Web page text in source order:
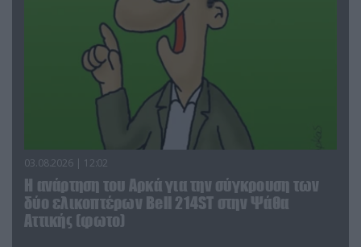
03.08.2026 | 12:02
Η ανάρτηση του Αρκά για την σύγκρουση των
δύο ελικοπτέρων Bell 214ST στην Ψάθα
Αττικής (φωτο)